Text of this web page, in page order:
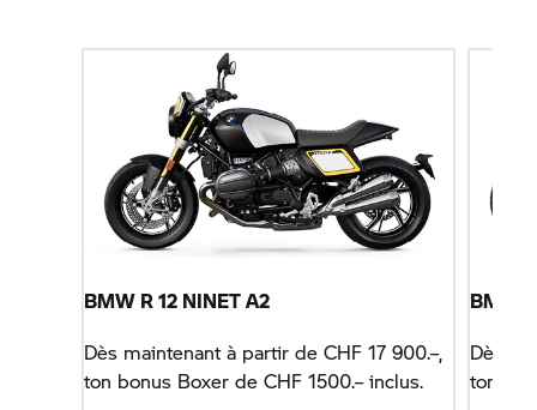
BMW R 12 NINET A2
Dès maintenant à partir de CHF 17 900.–,
ton bonus Boxer de CHF 1500.– inclus.
BMW
Dès
ton